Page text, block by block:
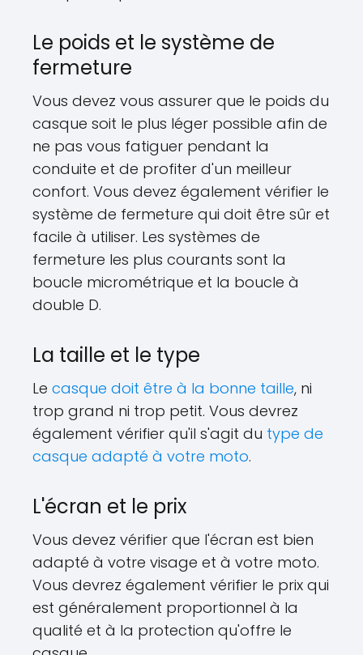
Le poids et le système de
fermeture
Vous devez vous assurer que le poids du
casque soit le plus léger possible afin de
ne pas vous fatiguer pendant la
conduite et de profiter d'un meilleur
confort. Vous devez également vérifier le
système de fermeture qui doit être sûr et
facile à utiliser. Les systèmes de
fermeture les plus courants sont la
boucle micrométrique et la boucle à
double D.
La taille et le type
Le casque doit être à la bonne taille, ni
trop grand ni trop petit. Vous devrez
également vérifier qu'il s'agit du type de
casque adapté à votre moto.
L'écran et le prix
Vous devez vérifier que l'écran est bien
adapté à votre visage et à votre moto.
Vous devrez également vérifier le prix qui
est généralement proportionnel à la
qualité et à la protection qu'offre le